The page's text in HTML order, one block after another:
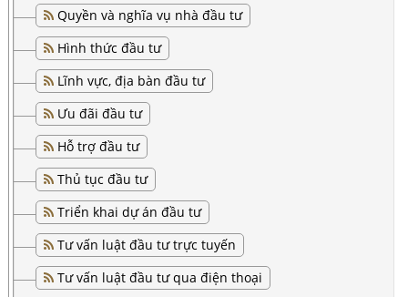
Quyền và nghĩa vụ nhà đầu tư
Hình thức đầu tư
Lĩnh vực, địa bàn đầu tư
Ưu đãi đầu tư
Hỗ trợ đầu tư
Thủ tục đầu tư
Triển khai dự án đầu tư
Tư vấn luật đầu tư trực tuyến
Tư vấn luật đầu tư qua điện thoại